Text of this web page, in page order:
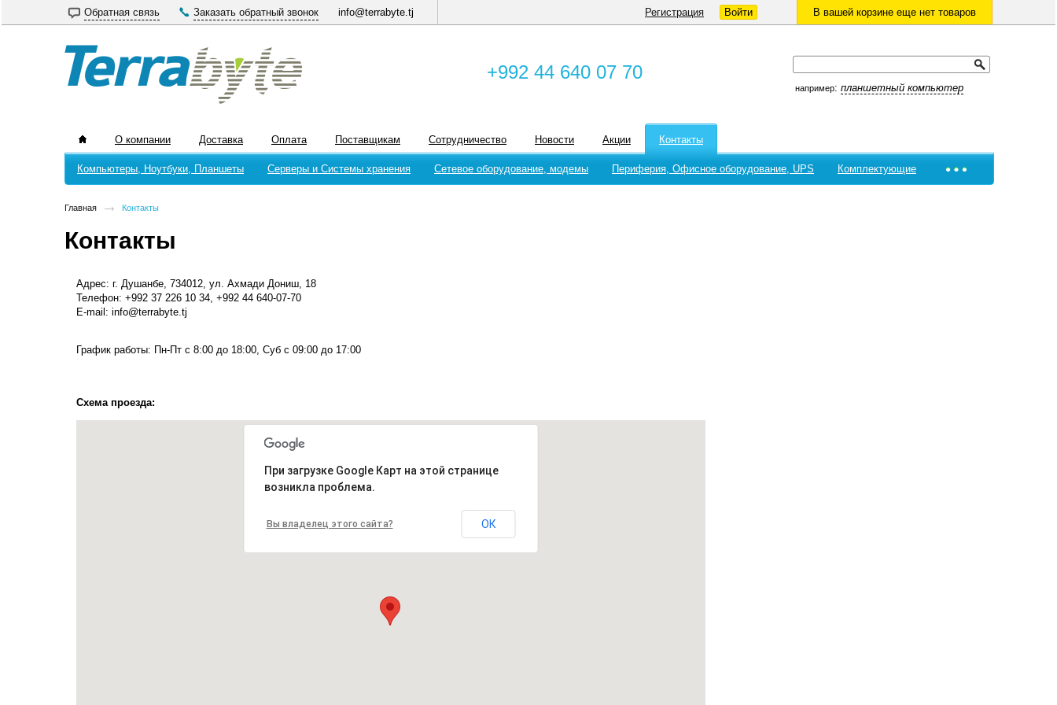
Обратная связь Заказать обратный звонок info@terrabyte.tj В вашей корзине еще нет товаров
Регистрация Войти
+992 44 640 07 70
например: планшетный компьютер
О компании Доставка Оплата Поставщикам Сотрудничество Новости Акции Контакты
Компьютеры, Ноутбуки, Планшеты Серверы и Системы хранения Сетевое оборудование, модемы Периферия, Офисное оборудование, UPS Комплектующие
Главная Контакты
Контакты
Адрес: г. Душанбе, 734012, ул. Ахмади Дониш, 18
Телефон: +992 37 226 10 34, +992 44 640-07-70
E-mail: info@terrabyte.tj
График работы: Пн-Пт с 8:00 до 18:00, Суб с 09:00 до 17:00
Схема проезда:
При загрузке Google Карт на этой странице
возникла проблема.
Вы владелец этого сайта? ОК